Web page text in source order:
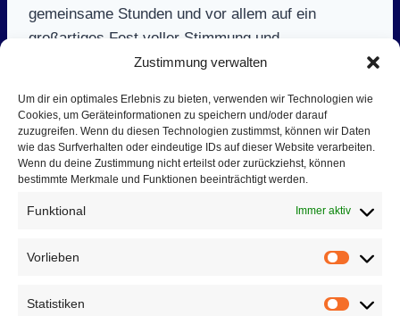
Zustimmung verwalten
Um dir ein optimales Erlebnis zu bieten, verwenden wir Technologien wie
Cookies, um Geräteinformationen zu speichern und/oder darauf
zuzugreifen. Wenn du diesen Technologien zustimmst, können wir Daten
wie das Surfverhalten oder eindeutige IDs auf dieser Website verarbeiten.
Wenn du deine Zustimmung nicht erteilst oder zurückziehst, können
bestimmte Merkmale und Funktionen beeinträchtigt werden.
Funktional Immer aktiv
Vorlieben
Statistiken
gemeinsame Stunden und vor allem auf ein
großartiges Fest voller Stimmung und
Die Handballer vom SV Blau-Weiß Auma freuen
sich auf euren Besuch!
Spieltag 10 Rückblick auf das 26.